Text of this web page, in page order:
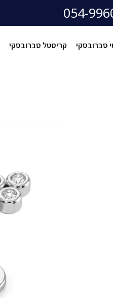
סברובסקי קריסטל סברובסקי